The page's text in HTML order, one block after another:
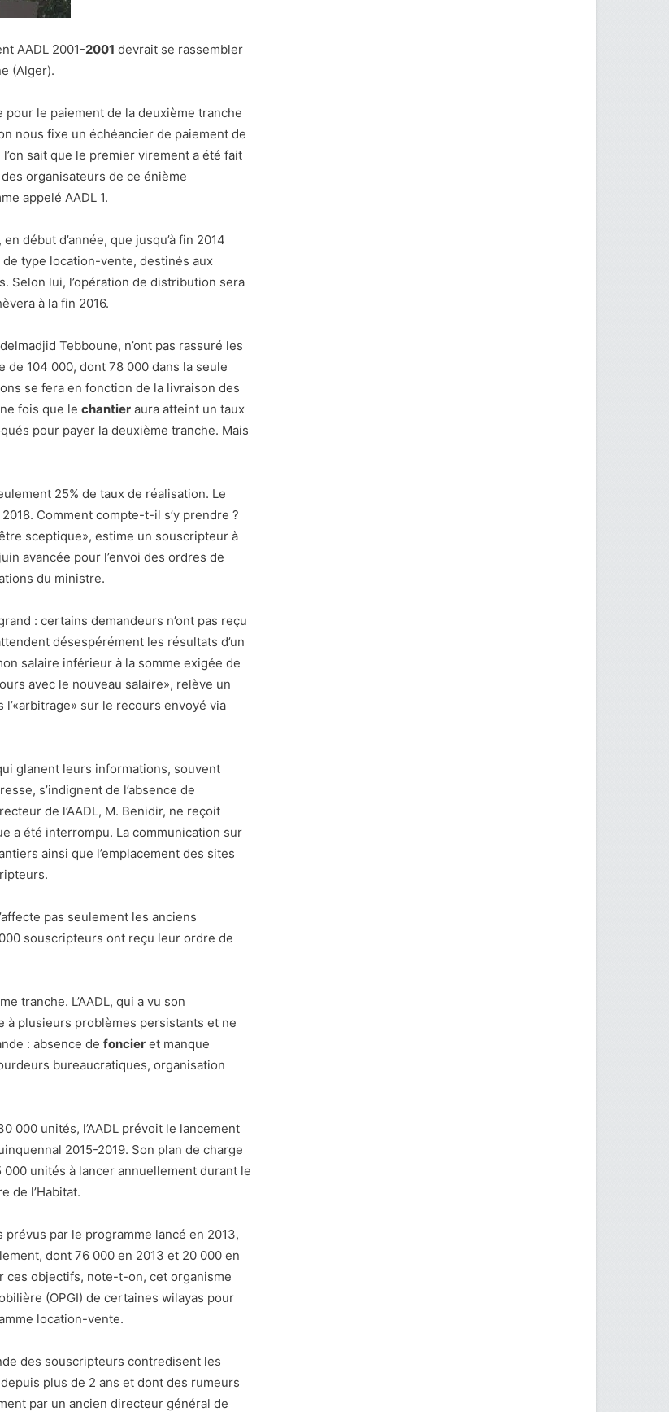
AADL 2001-2001 devrait se rassembler
(Alger).
pour le paiement de la deuxième tranche
nous fixe un échéancier de paiement de
sait que le premier virement a été fait
organisateurs de ce énième
appelé AADL 1.
début d’année, que jusqu’à fin 2014
type location-vente, destinés aux
Selon lui, l’opération de distribution sera
à la fin 2016.
Tebboune, n’ont pas rassuré les
de 104 000, dont 78 000 dans la seule
se fera en fonction de la livraison des
fois que le chantier aura atteint un taux
pour payer la deuxième tranche. Mais
25% de taux de réalisation. Le
Comment compte-t-il s’y prendre ?
sceptique», estime un souscripteur à
avancée pour l’envoi des ordres de
du ministre.
: certains demandeurs n’ont pas reçu
désespérément les résultats d’un
salaire inférieur à la somme exigée de
avec le nouveau salaire», relève un
sur le recours envoyé via
glanent leurs informations, souvent
s’indignent de l’absence de
de l’AADL, M. Benidir, ne reçoit
a été interrompu. La communication sur
ainsi que l’emplacement des sites
pas seulement les anciens
souscripteurs ont reçu leur ordre de
tranche. L’AADL, qui a vu son
à plusieurs problèmes persistants et ne
: absence de foncier et manque
bureaucratiques, organisation
000 unités, l’AADL prévoit le lancement
2015-2019. Son plan de charge
unités à lancer annuellement durant le
de l’Habitat.
par le programme lancé en 2013,
dont 76 000 en 2013 et 20 000 en
ces objectifs, note-t-on, cet organisme
(OPGI) de certaines wilayas pour
location-vente.
des souscripteurs contredisent les
plus de 2 ans et dont des rumeurs
par un ancien directeur général de